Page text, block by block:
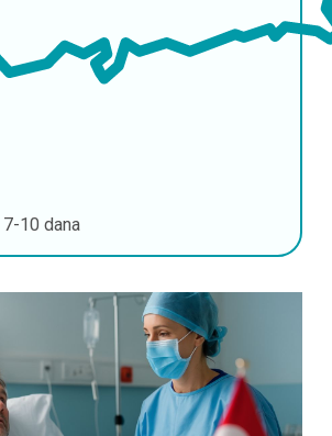
7-10 dana